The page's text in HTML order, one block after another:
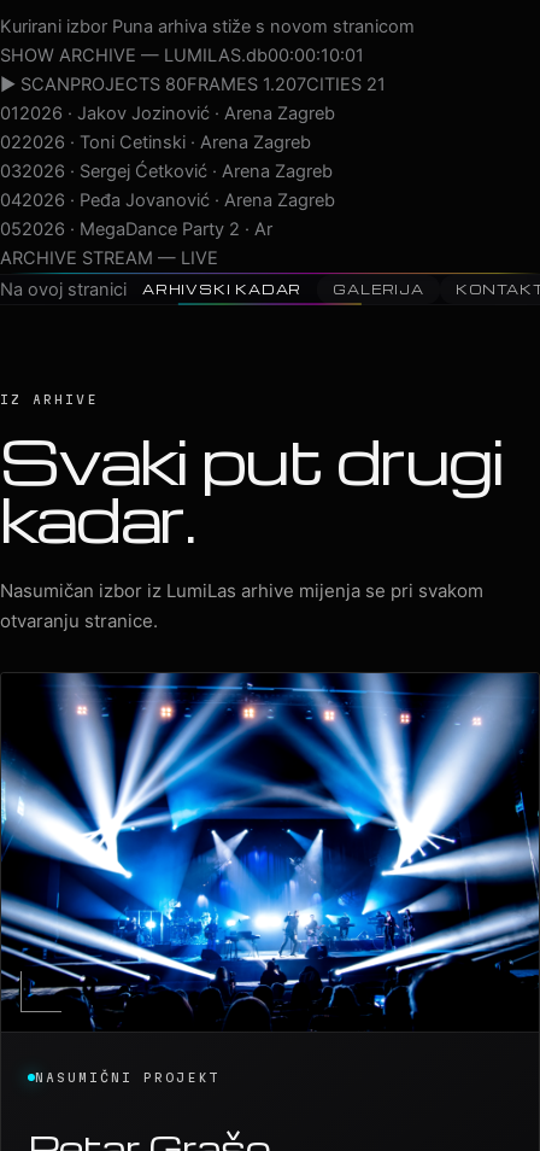
Kurirani izbor Puna arhiva stiže s novom stranicom
SHOW ARCHIVE — LUMILAS.db00:00:12:12
▶ SCANPROJECTS 80FRAMES 1.207CITIES 21
012026 · Jakov Jozinović · Arena Zagreb
022026 · Toni Cetinski · Arena Zagreb
032026 · Sergej Ćetković · Arena Zagreb
042026 · Peđa Jovanović · Arena Zagreb
052026 · MegaDance Party 2 · Arena Zagreb
062025 · Saša Matić · Arena Zagreb
ARCHIVE STREAM — LIVE
Svaki put drugi
kadar.
Nasumičan izbor iz LumiLas arhive mijenja se pri svakom